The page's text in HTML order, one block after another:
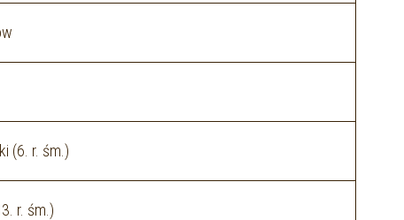
(6. r. śm.)
r. śm.)